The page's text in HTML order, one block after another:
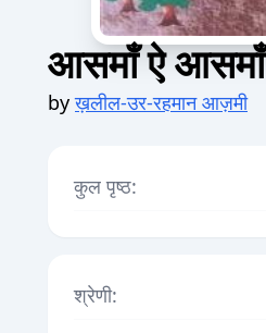
आसमाँ ऐ आसमाँ
byख़लील-उर-रहमान आज़मी
कुल पृष्ठ:
श्रेणी: